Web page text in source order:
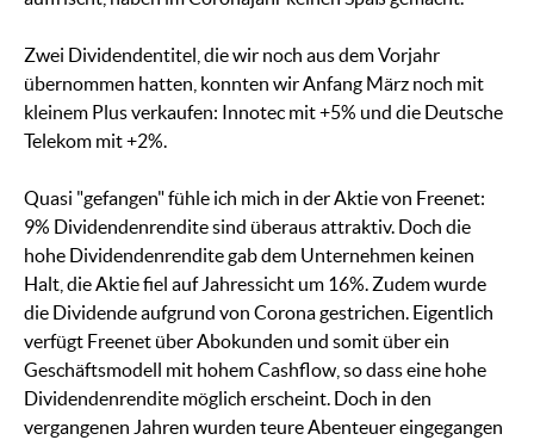
Zwei Dividendentitel, die wir noch aus dem Vorjahr
übernommen hatten, konnten wir Anfang März noch mit
kleinem Plus verkaufen: Innotec mit +5% und die Deutsche
Telekom mit +2%.
Quasi "gefangen" fühle ich mich in der Aktie von Freenet:
9% Dividendenrendite sind überaus attraktiv. Doch die
hohe Dividendenrendite gab dem Unternehmen keinen
Halt, die Aktie fiel auf Jahressicht um 16%. Zudem wurde
die Dividende aufgrund von Corona gestrichen. Eigentlich
verfügt Freenet über Abokunden und somit über ein
Geschäftsmodell mit hohem Cashflow, so dass eine hohe
Dividendenrendite möglich erscheint. Doch in den
vergangenen Jahren wurden teure Abenteuer eingegangen